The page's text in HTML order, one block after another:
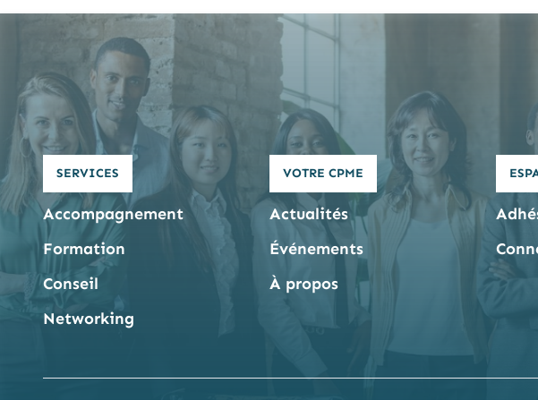
SERVICES
Accompagnement
Formation
Conseil
Networking
VOTRE CPME
Actualités
Événements
À propos